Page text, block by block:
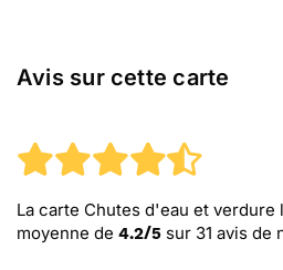
Avis sur cette carte
La carte Chutes d'eau et verdure
moyenne de 4.2/5 sur 31 avis de